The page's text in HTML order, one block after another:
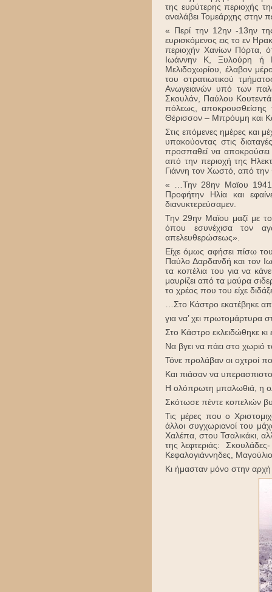
της ευρύτερης περιοχής
αναλάβει Τομεάρχης στην
« Περί την 12ην -13ην
ευρισκόμενος εις το εν
περιοχήν Χανίων Πόρτα,
Ιωάννην Κ, Ξυλούρη ή
Μελιδοχωρίου, έλαβον
του στρατιωτικού
Ανωγειανών υπό των
Σκουλάν, Παύλου
πόλεως, αποκρουσθείσης
Θέρισσον – Μπρόυμη και
Στις επόμενες ημέρες και
υπακούοντας στις
προσπαθεί να αποκρούσει
από την περιοχή της
Γιάννη τον Χωστό, από
« …Την 28ην Μαϊου 1941,
Προφήτην Ηλία και
διανυκτερεύσαμεν.
Την 29ην Μαϊου μαζί με
όπου εσυνέχισα τον
απελευθερώσεως».
Είχε όμως αφήσει πίσω
Παύλο Δαρδανδή και τον
τα κοπέλια του για να
μαυρίζει από τα μαύρα
το χρέος που του είχε
…Στο Κάστρο εκατέβηκε
για να’ χει πρωτομάρτυρα
Στο Κάστρο εκλειδώθηκε κι
Να βγει να πάει στο χωριό
Τόνε προλάβαν οι οχτροί
Και πιάσαν να
Η ολόπρωτη μπαλωθιά, η
Σκότωσε πέντε κοπελιών
Τις μέρες που ο
άλλοι συγχωριανοί του
Χαλέπα, στου Τσαλικάκι,
της λεφτεριάς:
Κεφαλογιάννηδες,
Κι ήμασταν μόνο στην αρχή